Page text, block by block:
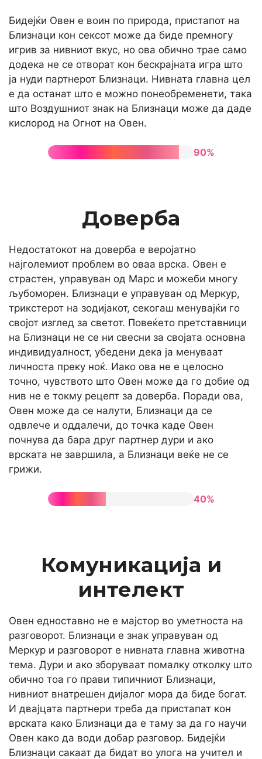
Бидејќи Овен е воин по природа, пристапот на
Близнаци кон сексот може да биде премногу
игрив за нивниот вкус, но ова обично трае само
додека не се отворат кон бескрајната игра што
ја нуди партнерот Близнаци. Нивната главна цел
е да останат што е можно понеобременети, така
што Воздушниот знак на Близнаци може да даде
кислород на Огнот на Овен.
90%
Доверба
Недостатокот на доверба е веројатно
најголемиот проблем во оваа врска. Овен е
страстен, управуван од Марс и можеби многу
љубоморен. Близнаци е управуван од Меркур,
трикстерот на зодијакот, секогаш менувајќи го
својот изглед за светот. Повеќето претставници
на Близнаци не се ни свесни за својата основна
индивидуалност, убедени дека ја менуваат
личноста преку ноќ. Иако ова не е целосно
точно, чувството што Овен може да го добие од
нив не е токму рецепт за доверба. Поради ова,
Овен може да се налути, Близнаци да се
одвлече и оддалечи, до точка каде Овен
почнува да бара друг партнер дури и ако
врската не завршила, а Близнаци веќе не се
грижи.
40%
Комуникација и
интелект
Овен едноставно не е мајстор во уметноста на
разговорот. Близнаци е знак управуван од
Меркур и разговорот е нивната главна животна
тема. Дури и ако зборуваат помалку отколку што
обично тоа го прави типичниот Близнаци,
нивниот внатрешен дијалог мора да биде богат.
И двајцата партнери треба да пристапат кон
врската како Близнаци да е таму за да го научи
Овен како да води добар разговор. Бидејќи
Близнаци сакаат да бидат во улога на учител и